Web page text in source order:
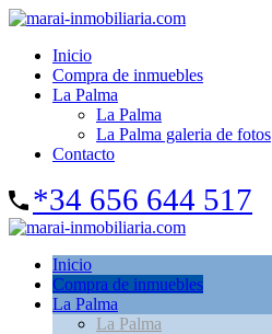
Inicio
Compra de inmuebles
La Palma
La Palma
La Palma galeria de fotos
Contacto
*34 656 644 517
Inicio
Compra de inmuebles
La Palma
La Palma